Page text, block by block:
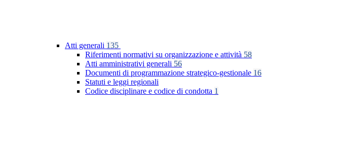
Atti generali 135
Riferimenti normativi su organizzazione e attività 58
Atti amministrativi generali 56
Documenti di programmazione strategico-gestionale 16
Statuti e leggi regionali
Codice disciplinare e codice di condotta 1